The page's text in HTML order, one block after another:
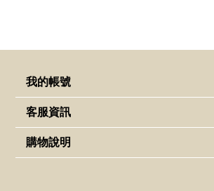
我的帳號
客服資訊
購物說明